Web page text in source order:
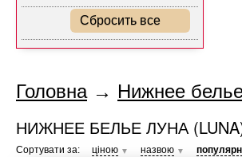
Сбросить все
Головна→ Нижнее
НИЖНЕЕ БЕЛЬЕ ЛУНА
Сортувати за: ціною ▼ назвою ▼